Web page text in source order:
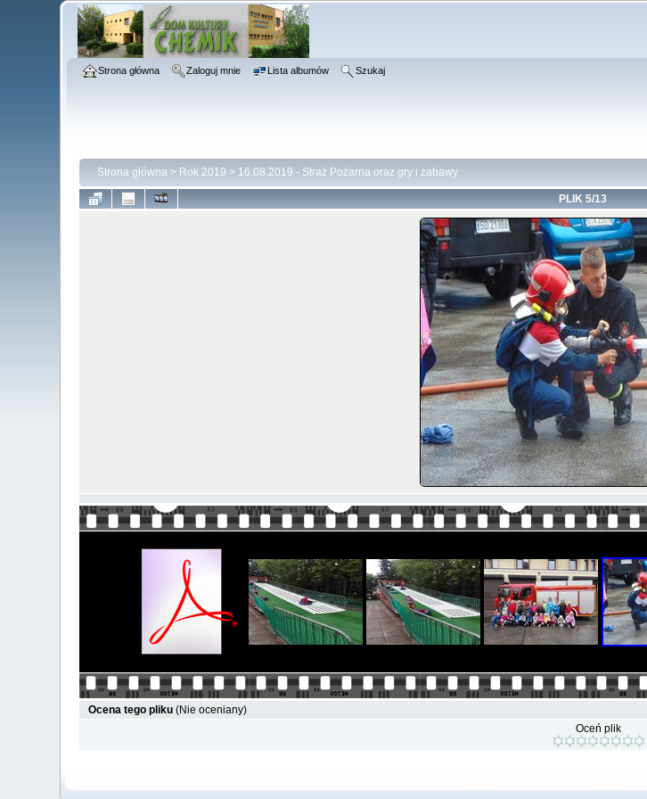
Strona główna Zaloguj mnie Lista albumów Szukaj
Strona główna> Rok 2019 > 16.08.2019 - Straż Pożarna oraz gry i zabawy
PLIK 5/13
Ocena tego pliku (Nie oceniany)
Oceń plik